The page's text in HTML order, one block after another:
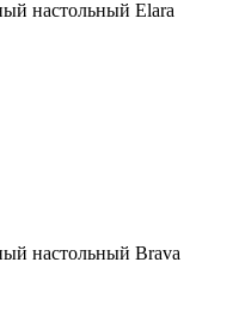
настольный Elara
настольный Brava